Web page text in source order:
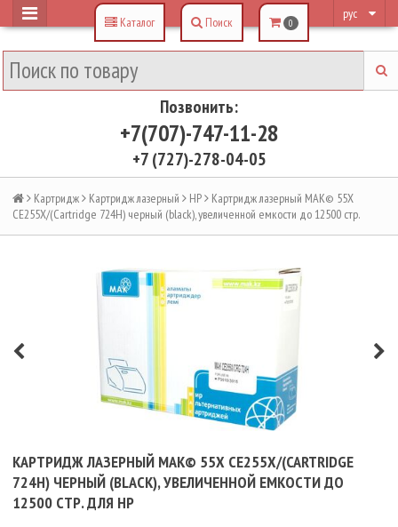
рус
Позвонить:
+7(707)-747-11-28
+7 (727)-278-04-05
Каталог Поиск 0
Картридж Картридж лазерный HP
Картридж лазерный MAK© 55X
CE255X/(Cartridge 724H) черный (black), увеличенной емкости до 12500 стр.
КАРТРИДЖ ЛАЗЕРНЫЙ MAK© 55X CE255X/(CARTRIDGE
724H) ЧЕРНЫЙ (BLACK), УВЕЛИЧЕННОЙ ЕМКОСТИ ДО
12500 СТР. ДЛЯ HP